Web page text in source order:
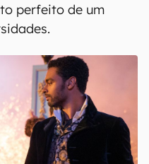
perfeito de um